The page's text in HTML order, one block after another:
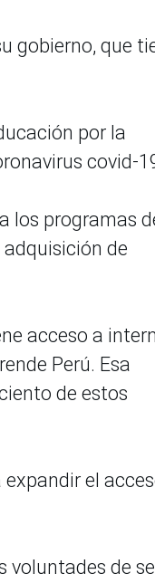
gobierno, que
por la
covid-
los programas
de
acceso a
Perú. Esa
de estos
el
voluntades de